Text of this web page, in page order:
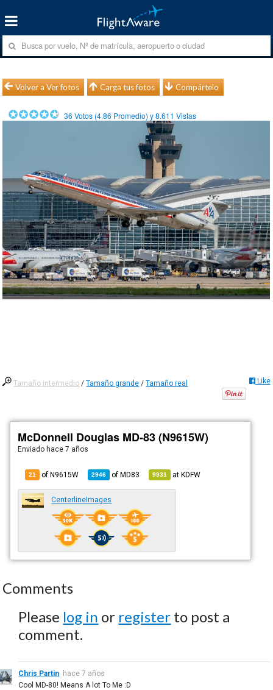
Volver a Ver fotos Carga tus fotos Compártelo
36 Votos (4.86 Promedio) y8.611 Vistas
Tamaño intermedio /Tamaño grande /Tamaño real Like
McDonnell Douglas MD-83 (N9615W)
Enviado hace 7 años
21 of N9615W 2946 ofMD83 9931 atKDFW
CenterlineImages
Comments
Please log in or register to post a
comment.
Chris Partin hace 7 años
Cool MD-80! Means A lot To Me :D